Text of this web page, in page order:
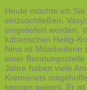
Heute möchte ich
einzuschließen.
eingeliefert worden.
lutherischen Heilig-
Nina ist Mitarbeiterin
einer
Jahre haben viele
Kremenets
kennen gelernt. Er